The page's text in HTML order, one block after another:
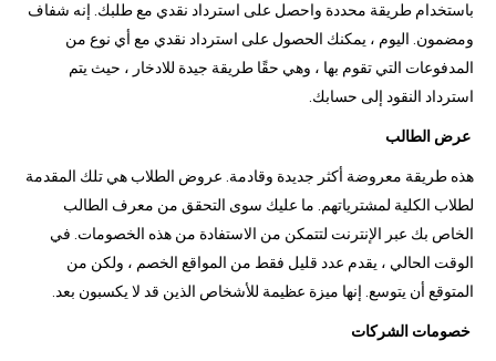
باستخدام طريقة محددة واحصل على استرداد نقدي مع طلبك. إنه شفاف
ومضمون. اليوم ، يمكنك الحصول على استرداد نقدي مع أي نوع من
المدفوعات التي تقوم بها ، وهي حقًا طريقة جيدة للادخار ، حيث يتم
استرداد النقود إلى حسابك.
عرض الطالب
هذه طريقة معروضة أكثر جديدة وقادمة. عروض الطلاب هي تلك المقدمة
لطلاب الكلية لمشترياتهم. ما عليك سوى التحقق من معرف الطالب
الخاص بك عبر الإنترنت لتتمكن من الاستفادة من هذه الخصومات. في
الوقت الحالي ، يقدم عدد قليل فقط من المواقع الخصم ، ولكن من
المتوقع أن يتوسع. إنها ميزة عظيمة للأشخاص الذين قد لا يكسبون بعد.
خصومات الشركات